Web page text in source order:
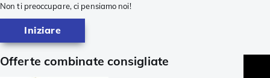
Non ti preoccupare, ci pensiamo noi!
Iniziare
Offerte combinate consigliate